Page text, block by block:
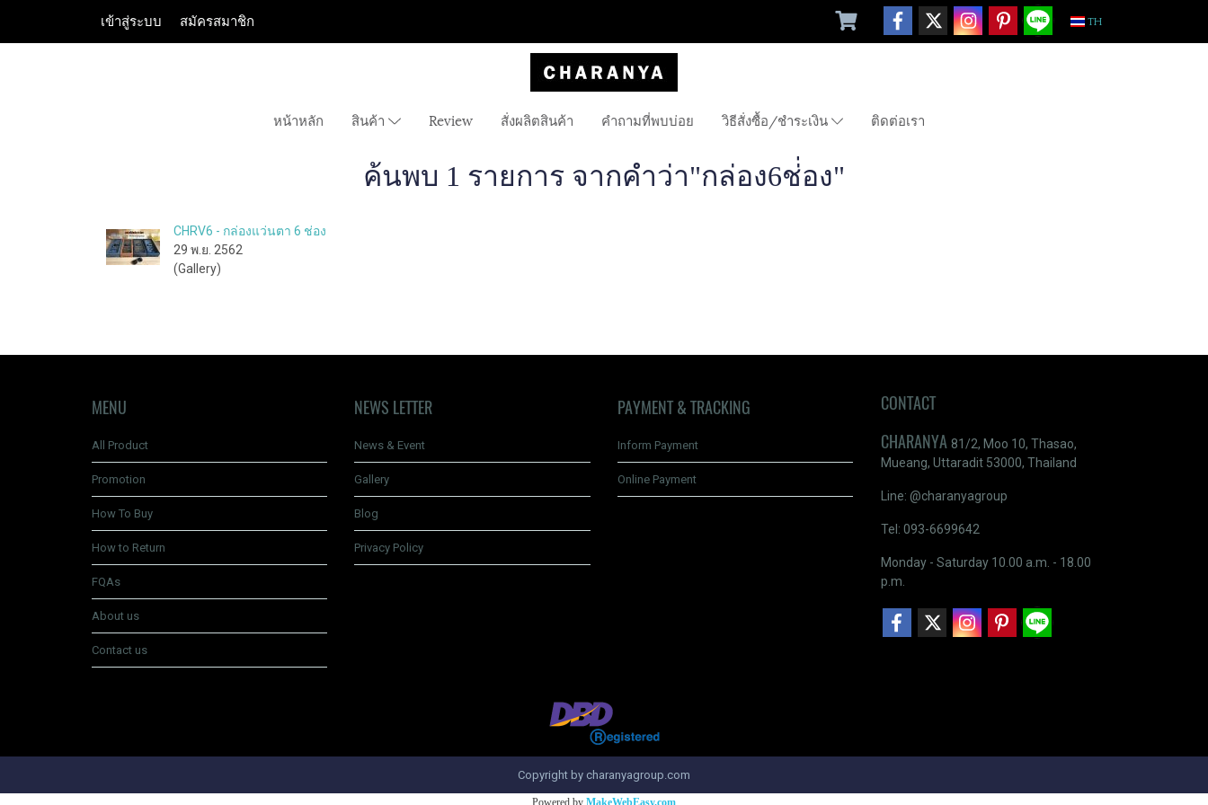
เข้าสู่ระบบ สมัครสมาชิก TH
หน้าหลัก สินค้า Review สั่งผลิตสินค้า คำถามที่พบบ่อย วิธีสั่งซื้อ/ชำระเงิน ติดต่อเรา
ค้นพบ 1 รายการ จากคำว่า"กล่อง6ช่่อง"
CHRV6 - กล่องแว่นตา 6 ช่อง
29 พ.ย. 2562
(Gallery)
MENU
All Product
Promotion
How To Buy
How to Return
FQAs
About us
Contact us
NEWS LETTER
News & Event
Gallery
Blog
Privacy Policy
PAYMENT & TRACKING
Inform Payment
Online Payment
CONTACT
CHARANYA 81/2, Moo 10, Thasao,
Mueang, Uttaradit 53000, Thailand
Line: @charanyagroup
Tel: 093-6699642
Monday - Saturday 10.00 a.m. - 18.00
p.m.
Copyright by charanyagroup.com